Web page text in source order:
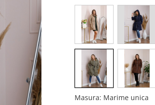
Masura: Marime unica